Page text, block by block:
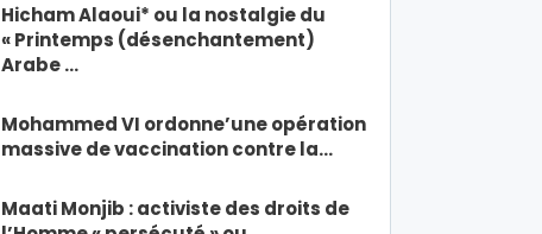
Hicham Alaoui* ou la nostalgie du
« Printemps (désenchantement)
Arabe …
Mohammed VI ordonne’une opération
massive de vaccination contre la…
Maati Monjib : activiste des droits de